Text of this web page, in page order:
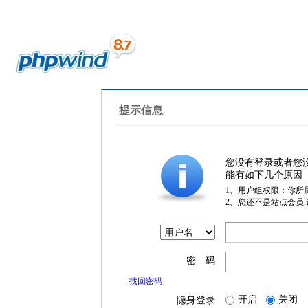
提示信息
您没有登录或者您
能有如下几个原因
1、用户组权限：你所
2、您还不是站点会员
密 码
找回密码
隐身登录 开启 关闭